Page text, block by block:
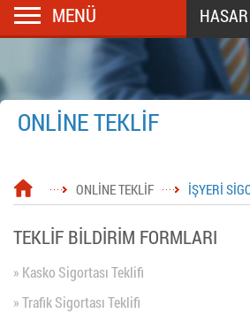
MENÜ
ONLİNE TEKLİF
ONLİNE TEKLİF İŞYERİ
TEKLİF BİLDİRİM FORMLARI
» Kasko Sigortası Teklifi
» Trafik Sigortası Teklifi